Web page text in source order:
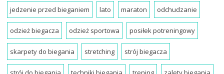
jedzenie przed bieganiem lato maraton odchudzanie
odzież biegacza odzież sportowa posiłek potreningowy
skarpety do biegania stretching strój biegacza